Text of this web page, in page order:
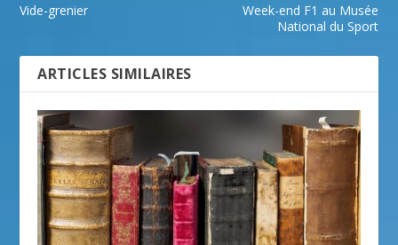
Vide-grenier
Week-end F1 au Musée
National du Sport
ARTICLES SIMILAIRES